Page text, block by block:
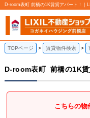
D-room表町 前橋の1K賃貸アパート！｜
TOPページ 賃貸物件検索
D-room表町 前橋の1K
こちらの物